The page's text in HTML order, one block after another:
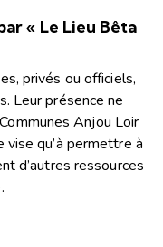
« Le Lieu Bêta
privés ou officiels,
Leur présence ne
Anjou Loir
qu’à permettre à
d’autres ressources